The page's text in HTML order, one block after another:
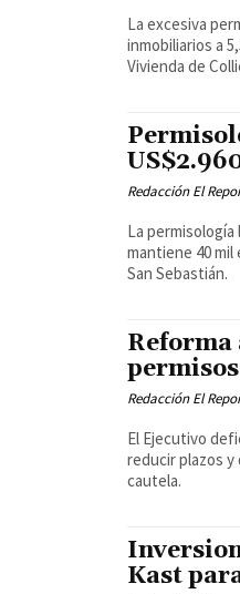
La excesiva
inmobiliarios a
Vivienda de
Redacción El
La permisología
mantiene 40
San Sebastián.
Reforma
Redacción El
El Ejecutivo
reducir plazos
cautela.
Kast